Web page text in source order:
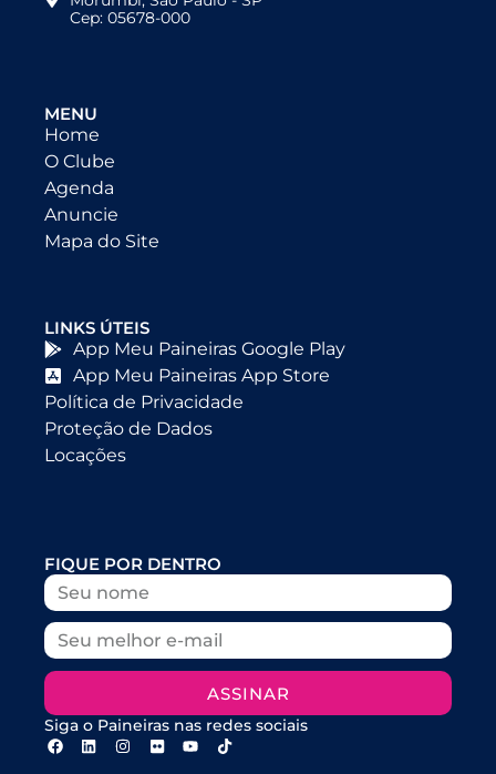
Cep: 05678-000
MENU
Home
O Clube
Agenda
Anuncie
Mapa do Site
LINKS ÚTEIS
App Meu Paineiras Google Play
App Meu Paineiras App Store
Política de Privacidade
Proteção de Dados
Locações
FIQUE POR DENTRO
ASSINAR
Siga o Paineiras nas redes sociais